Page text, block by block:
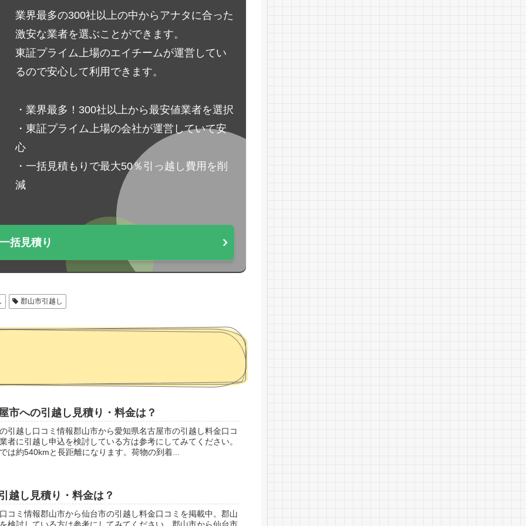
業界最多の300社以上の中からアナタに合った
激安な業者を選ぶことができます。
東証プライム上場のエイチームが運営してい
るので安心して利用できます。
・業界最多！300社以上から最安値業者を選択
・東証プライム上場の会社が運営していて安
心
・一括見積もりで最大50％引っ越し費用を削
減
括見積り
郡山市引越し
市への引越し見積り・料金は？
引越し口コミ情報郡山市から愛知県名古屋市の引越し料金口コ
者に引越し申込を検討している方は参考にしてみてください。
は約540kmと長距離になります。荷物の到着...
越し見積り・料金は？
コミ情報郡山市から仙台市の引越し料金口コミを掲載中。郡山